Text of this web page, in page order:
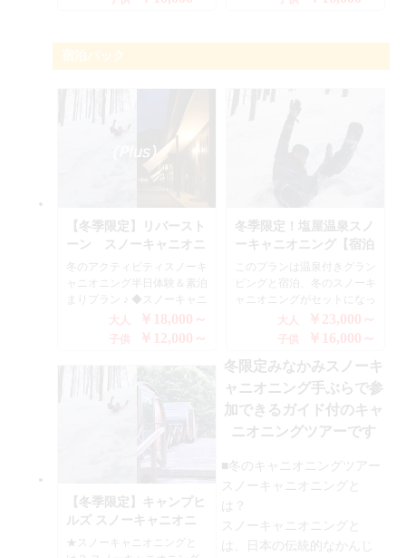
色に圧倒されるような銀世界
を見渡すことができます。夏
た、雪上の素晴らしさを是非
催期間 ・1月中旬～3月上旬
◆参加条件 ・小学生以上～
60歳程度までＯＫ！ ・小学
生から参加できるコースもご
楽しみいただけます ◆サー
ビス ・最寄駅からの無料送
迎（上毛高原駅、水上駅）※
料ドリンク ◆集合場所 上
の原山の家 〒379-1721 群馬
県利根郡みなかみ町藤原
3832-13 ◆お問合せ先 ラフテ
ィングとアウトドアのＴＯＰ
1725 群馬県利根郡みなかみ
町綱子170-1 ☎ 0278-72-5086
やキツネ、ウサギなどの野生
70歳程度までＯＫ！ ・小学
生から参加できるコースもご
ざいますのでファミリーでお
ビス ・最寄駅からの無料送
迎（上毛高原駅、水上駅）
（要予約） ・無料駐車
場 ・無料ドリンク ～ご
注意～ 積雪のある場所にあ
後輪駆動の車などの方は必ず
チェーンを携行してくださ
い。 ●駐車場が日陰にある為
雪があります。ノーマルタイ
ヤの方はチェーンのつけてお
外のＢＢＱ・調理はできませ
ん。 ●チェックイン時間がず
れる場合はご連絡ください。
レンデの上を豪快な滑りをし
てみたくはありませんか？
スキーレッスンは親切丁寧な
楽しいスキーガイドが良く教
当社の冬のアクティビティー
ベースは宝台樹スキー場ゲレ
ンデレッスンの横にあります
客様のレベルにあわせてレッ
スンしますからぐんぐん上達
しますよ(^^♪ ガイドは地元
の経験豊富なベテランのスキ
ーガイドなので安心です！ ■
集合場所 上の原ロッジ山の
家（宝台樹の駐車場過ぎて
200ｍ先、左側道路沿いで
ンでご案内です ■エアボード
ードにチャレンジしてみませ
で、しっかり握り雪の斜面を
滑り降りてくる最近話題のス
ポーツです。スキースノーボ
ードのように固定されていな
いので、子供さんでも、女性
でも、比較的簡単に乗りこな
せるスリルある冬のスポーツ
なんです また、ガイドも同
ー場での開催となり、現地ま
での無料送迎ありますのでご
安心ください ※このプラン
にはスキーリフト券付も付い
ています！ ■キャンプバンガ
易的な布団付、掛け敷布団、
毛布、枕）※寝具の持ち込み
（温かいドリンク無料あり）
・水洗トイレあり ※お風呂
宿泊パック
【冬季限定】リバースト
ーン スノーキャニオニ
ング半日体験&素泊まり
冬のアクティビティスノーキ
ャニオニング半日体験＆素泊
まりプラン ♪ ◆スノーキャニ
オニングとは？◆ スノーキ
ャニオニングとは、日本の伝
統的なかんじきの西洋版スノ
ーシューをはき冬山を歩きな
がら、山林の間を滑り降りた
り、ジャンプしたり、まさに
る爽快な感触を楽しめるスポ
ーツです。 専門のスノーキ
ャニオニングガイドが群馬県
みなかみ町の大自然が繰りな
す素敵な銀世界へとご案内い
大人 ￥18,000～
子供 ￥12,000～
冬季限定！塩屋温泉スノ
ーキャニオニング【宿泊
パック】（素泊りプラ
このプランは温泉付きグラン
ピングと宿泊、冬のスノーキ
ャニオニングがセットになっ
たプランです。 大自然広が
る群馬水上温泉は谷川岳、利
根川源流の町でも有名なエリ
ア、温泉も18湯の源泉があ
り、日本では最大の源泉を保
有する温泉町なんです。 そ
んな水上温泉で源泉を所有す
る宿、塩屋温泉ShioyaSpa
コテージでまったりとしたお
時間をおくつろぎください。
少人数の完全貸し切りコテー
ジとなっております。
大人 ￥23,000～
子供 ￥16,000～
【冬季限定】キャンプヒ
ルズ スノーキャニオニ
ング＆バレル素泊り寝袋
★スノーキャニオニングと
冬限定みなかみスノーキ
ャニオニング手ぶらで参
加できるガイド付のキャ
ニオニングツアーです
■冬のキャニオニングツアー
スノーキャニオニングと
は？
スノーキャニオニングと
は、日本の伝統的なかんじ